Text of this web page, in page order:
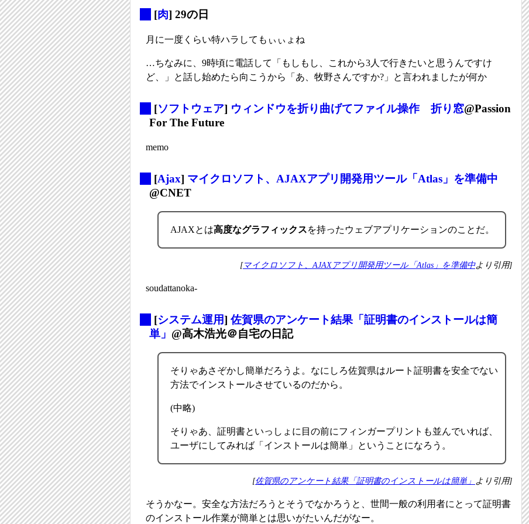
[肉] 29の日
月に一度くらい特ハラしてもぃぃょね
…ちなみに、9時頃に電話して「もしもし、これから3人で行きたいと思うんですけ
ど、」と話し始めたら向こうから「あ、牧野さんですか?」と言われましたが何か
[ソフトウェア] ウィンドウを折り曲げてファイル操作 折り窓@Passion
For The Future
memo
[Ajax] マイクロソフト、AJAXアプリ開発用ツール「Atlas」を準備中
@CNET
AJAXとは高度なグラフィックスを持ったウェブアプリケーションのことだ。
[マイクロソフト、AJAXアプリ開発用ツール「Atlas」を準備中より引用]
soudattanoka-
[システム運用]佐賀県のアンケート結果「証明書のインストールは簡
単」 @高木浩光＠自宅の日記
そりゃあさぞかし簡単だろうよ。なにしろ佐賀県はルート証明書を安全でない
方法でインストールさせているのだから。
(中略)
そりゃあ、証明書といっしょに目の前にフィンガープリントも並んでいれば、
ユーザにしてみれば「インストールは簡単」ということになろう。
[佐賀県のアンケート結果「証明書のインストールは簡単」 より引用]
そうかなー。安全な方法だろうとそうでなかろうと、世間一般の利用者にとって証明書
のインストール作業が簡単とは思いがたいんだがなー。